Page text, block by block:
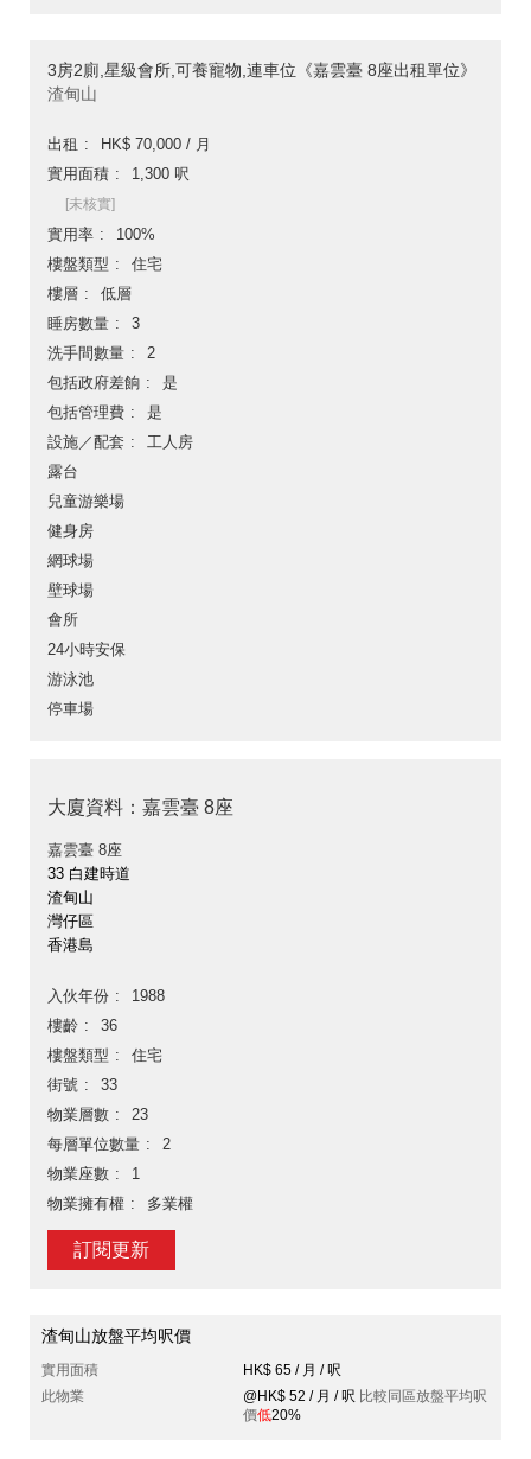
3房2廁,星級會所,可養寵物,連車位《嘉雲臺 8座出租單位》
渣甸山
出租
HK$ 70,000 / 月
實用面積
1,300 呎
[未核實]
實用率
100%
樓盤類型
住宅
樓層
低層
睡房數量
3
洗手間數量
2
包括政府差餉
是
包括管理費
是
設施／配套
工人房
露台
兒童游樂場
健身房
網球場
壁球場
會所
24小時安保
游泳池
停車場
大廈資料：嘉雲臺 8座
嘉雲臺 8座
33 白建時道
渣甸山
灣仔區
香港島
入伙年份
1988
樓齡
36
樓盤類型
住宅
街號
33
物業層數
23
每層單位數量
2
物業座數
1
物業擁有權
多業權
訂閱更新
渣甸山放盤平均呎價
實用面積
HK$ 65 / 月 / 呎
此物業
@HK$ 52 / 月 / 呎 比較同區放盤平均呎
價低20%